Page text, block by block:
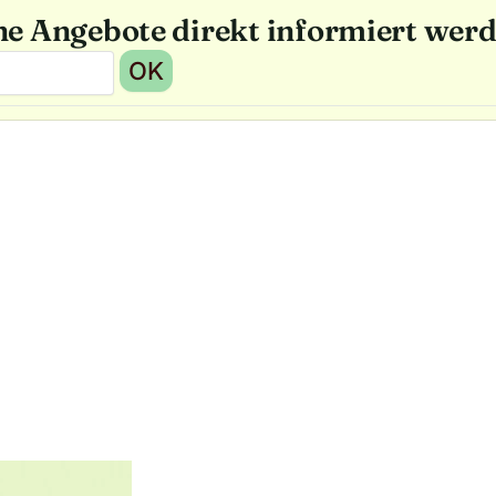
Angebote direkt informiert
OK